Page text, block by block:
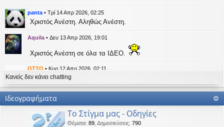
εις
η
panta • Τρί 14 Απρ 2026, 02:25
Χριστός Ανέστη. Αληθώς Ανέστη.
Aquila • Δευ 13 Απρ 2026, 19:01
Χριστός Ανέστη σε όλα τα ΙΔΕΟ.
OTTO • Κυρ 12 Απρ 2026, 02:11
likes this message
panta έγραψε:
Καλή Μεγάλη Εβδομάδα. Καλή Ανάσταση.
Κανείς δεν κάνει chatting
Ιδεογραφήματα
Το Στίγμα μας - Οδηγίες
Θέματα: 89 Δημοσιεύσεις: 790